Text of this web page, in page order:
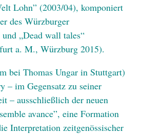
Lohn” (2003/04), komponiert
des Würzburger
„Dead wall tales“
a. M., Würzburg 2015).
bei Thomas Ungar in Stuttgart)
– im Gegensatz zu seiner
– ausschließlich der neuen
avance”, eine Formation
Interpretation zeitgenössischer